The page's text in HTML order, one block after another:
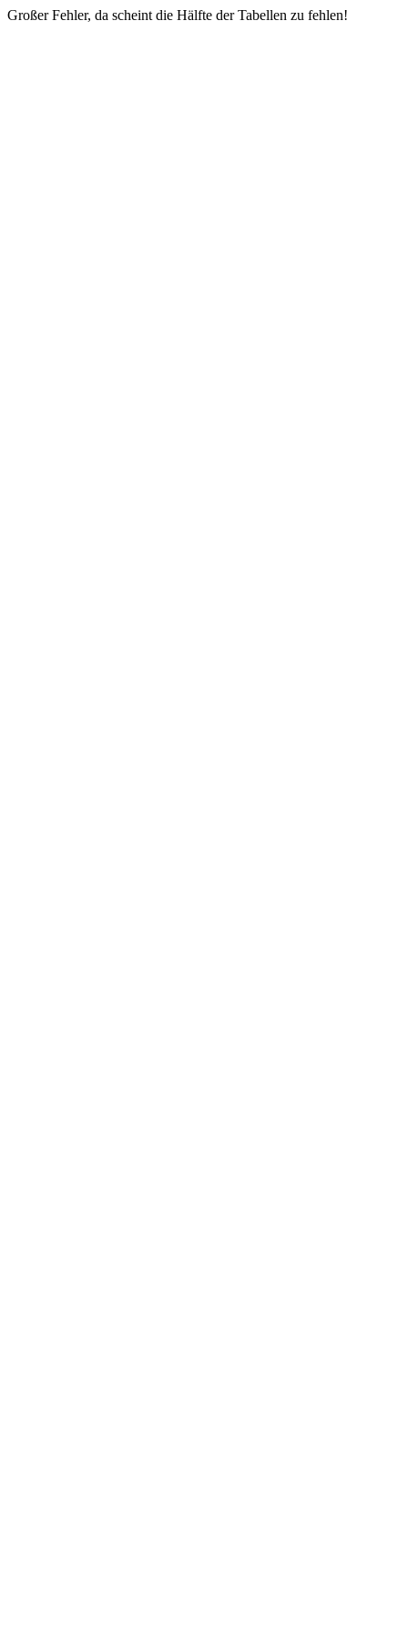
Großer Fehler, da scheint die Hälfte der Tabellen zu fehlen!